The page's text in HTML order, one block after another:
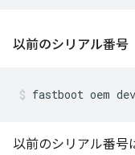
以前のシリアル番号
以前のシリアル番号